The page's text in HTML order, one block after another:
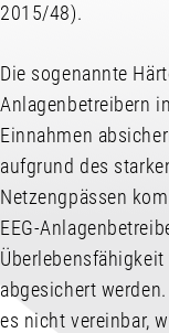
2015/48).
Die sogenannte
Anlagenbetreibern
Einnahmen
aufgrund des
Netzengpässen
EEG-
abgesichert
es nicht vereinbar,